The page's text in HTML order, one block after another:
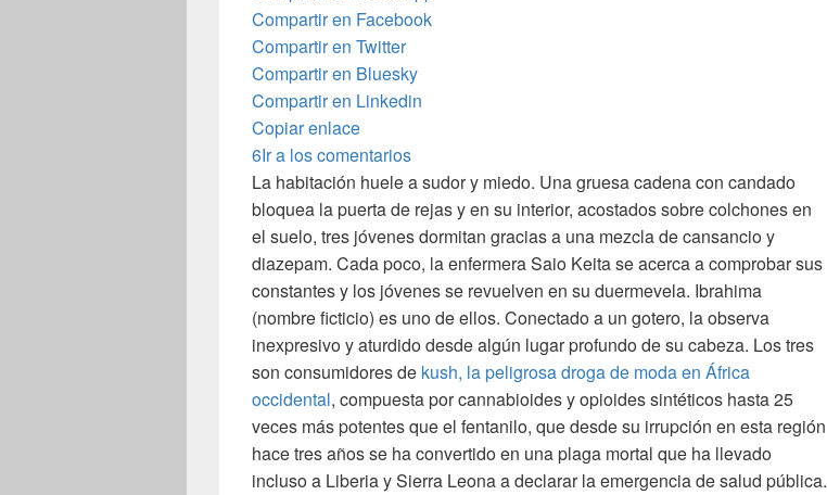
Compartir en Facebook
Compartir en Twitter
Compartir en Bluesky
Compartir en Linkedin
Copiar enlace
6Ir a los comentarios
La habitación huele a sudor y miedo. Una gruesa cadena con candado
bloquea la puerta de rejas y en su interior, acostados sobre colchones en
el suelo, tres jóvenes dormitan gracias a una mezcla de cansancio y
diazepam. Cada poco, la enfermera Saio Keita se acerca a comprobar sus
constantes y los jóvenes se revuelven en su duermevela. Ibrahima
(nombre ficticio) es uno de ellos. Conectado a un gotero, la observa
inexpresivo y aturdido desde algún lugar profundo de su cabeza. Los tres
son consumidores de kush, la peligrosa droga de moda en África
occidental, compuesta por cannabioides y opioides sintéticos hasta 25
veces más potentes que el fentanilo, que desde su irrupción en esta región
hace tres años se ha convertido en una plaga mortal que ha llevado
incluso a Liberia y Sierra Leona a declarar la emergencia de salud pública.